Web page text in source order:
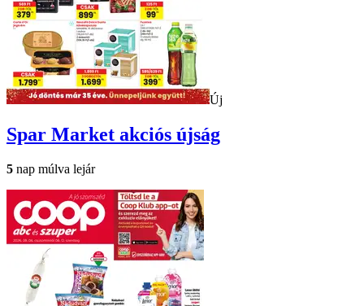
Új
Spar Market akciós újság
5 nap múlva lejár